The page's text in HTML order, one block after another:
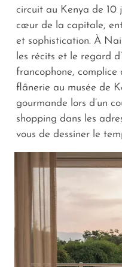
circuit au Kenya de 10
cœur de la capitale,
et sophistication. À
les récits et le regard
francophone, complice
flânerie au musée de
gourmande lors d’un
shopping dans les
vous de dessiner le